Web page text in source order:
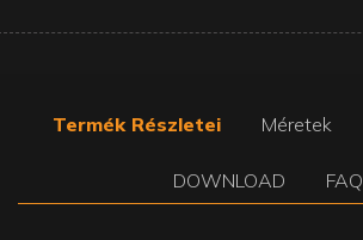
Termék Részletei Méretek
DOWNLOAD FAQ